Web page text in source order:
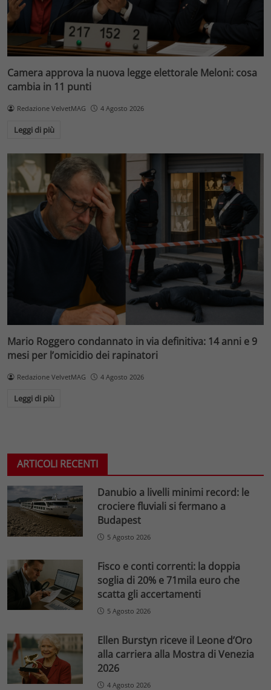
Camera approva la nuova legge elettorale Meloni: cosa
cambia in 11 punti
Redazione VelvetMAG 4 Agosto 2026
Leggi di più
Mario Roggero condannato in via definitiva: 14 anni e 9
mesi per l’omicidio dei rapinatori
Redazione VelvetMAG 4 Agosto 2026
Leggi di più
ARTICOLI RECENTI
Danubio a livelli minimi record: le
crociere fluviali si fermano a
Budapest
5 Agosto 2026
Fisco e conti correnti: la doppia
soglia di 20% e 71mila euro che
scatta gli accertamenti
5 Agosto 2026
Ellen Burstyn riceve il Leone d’Oro
alla carriera alla Mostra di Venezia
2026
4 Agosto 2026